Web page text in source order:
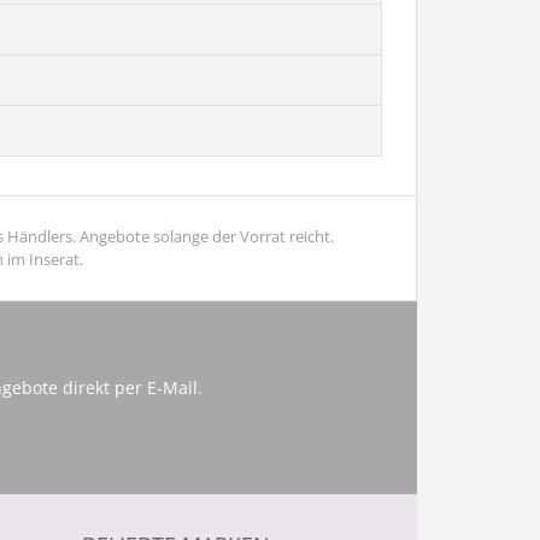
Angebote solange der Vorrat reicht.
im Inserat.
direkt per E-Mail.